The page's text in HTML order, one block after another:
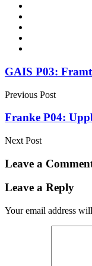
Post
navigation
GAIS P03:
Previous Post
Franke P04:
Next Post
Leave a
Leave a Reply
Your email address